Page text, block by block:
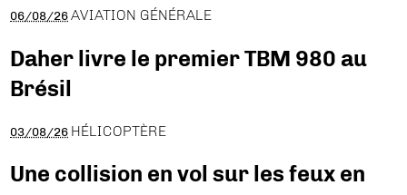
06/08/26 AVIATION GÉNÉRALE
Daher livre le premier TBM 980 au
Brésil
03/08/26 HÉLICOPTÈRE
Une collision en vol sur les feux en